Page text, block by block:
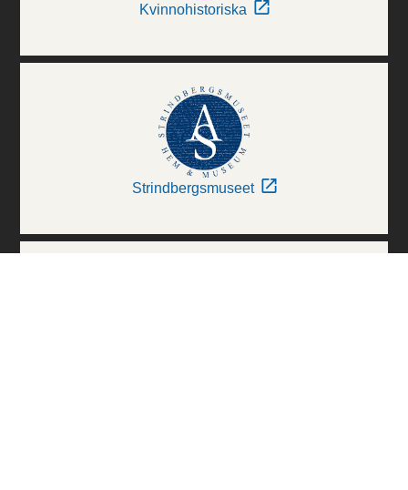
Kvinnohistoriska
Strindbergsmuseet